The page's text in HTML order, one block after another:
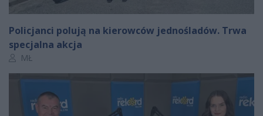
Policjanci polują na kierowców jednośladów. Trwa
specjalna akcja
Autor artykułu:
MŁ